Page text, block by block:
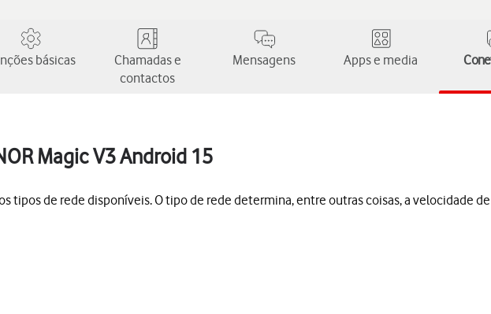
básicas
Chamadas e
contactos
Mensagens Apps e media
Magic V3 Android 15
tipos de rede disponíveis. O tipo de rede determina, entre outras coisas, a velocidade